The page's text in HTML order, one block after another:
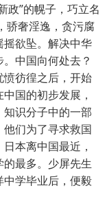
政”的幌子，巧立名
骄奢淫逸，贪污腐
欲坠。解决中华
中国向何处去？
彷徨之后，开始
国的初步发展，
识分子中的一部
们为了寻求救国
本离中国最近，
最多。少屏先生
学毕业后，便毅